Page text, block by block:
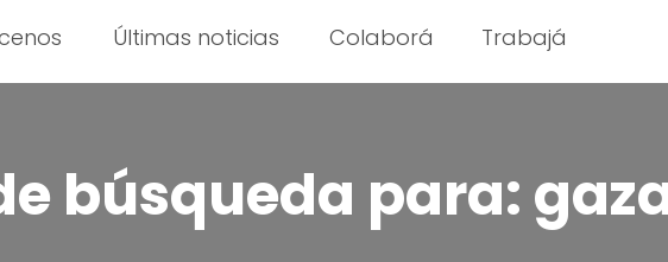
Últimas noticias Colaborá Trabajá
búsqueda para: